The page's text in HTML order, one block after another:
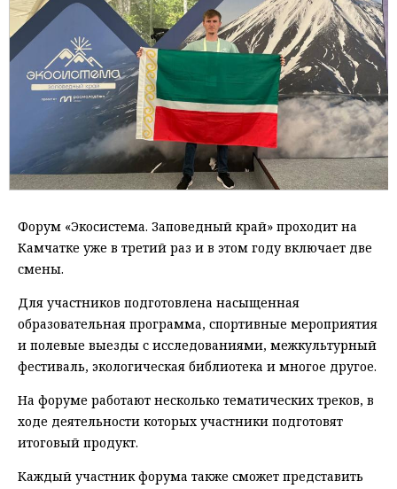
Форум «Экосистема. Заповедный край» проходит на
Камчатке уже в третий раз и в этом году включает две
смены.
Для участников подготовлена насыщенная
образовательная программа, спортивные мероприятия
и полевые выезды с исследованиями, межкультурный
фестиваль, экологическая библиотека и многое другое.
На форуме работают несколько тематических треков, в
ходе деятельности которых участники подготовят
итоговый продукт.
Каждый участник форума также сможет представить